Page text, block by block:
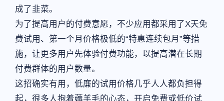
成了韭菜。
为了提高用户的付费意愿，不少应用都采用了X天免
费试用、第一个月价格极低的“特惠连续包月”等措
施，让更多用户先体验付费功能，以提高潜在长期
付费群体的用户数量。
这招确实有用，低廉的试用价格几乎人人都负担得
起，很多人抱着薅羊毛的心态，开启免费或低价试